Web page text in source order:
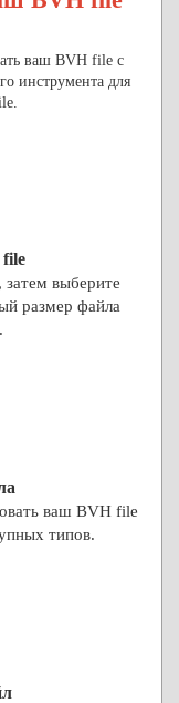
ваш BVH file с
инструмента для
file
выберите
размер файла
ваш BVH file
типов.